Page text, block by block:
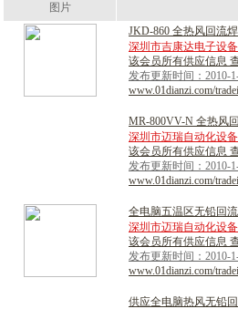
图片
JKD-860 全热风回流焊
深圳市吉康达电子设
该会员所有供应信息
发布更新时间：2010-
www.01dianzi.com/
MR-800VV-N 全热风回
深圳市迈瑞自动化设
该会员所有供应信息
发布更新时间：2010-
www.01dianzi.com/
全电脑五温 区无铅回流
深圳市迈瑞自动化设
该会员所有供应信息
发布更新时间：2010-
www.01dianzi.com/
供应全电脑热风无铅回